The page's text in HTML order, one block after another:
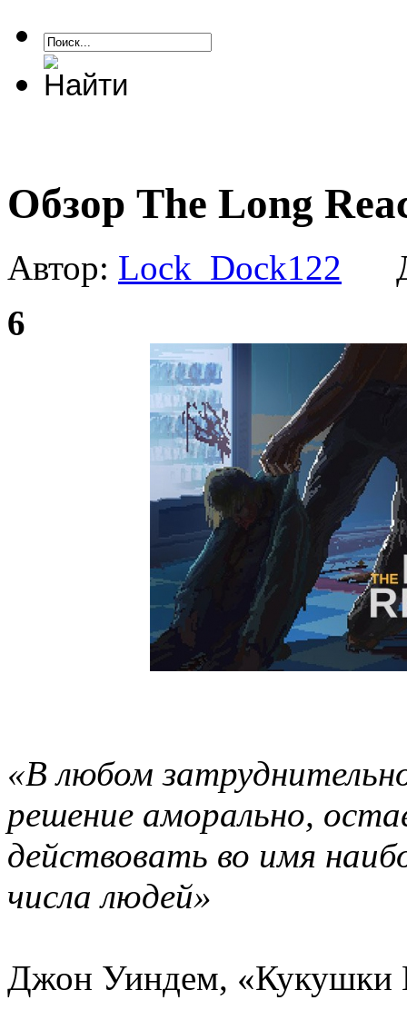
Обзор The Long
Автор: Lock_Dock122
6
«В любом
решение аморально,
действовать во имя
числа людей»
Джон Уиндем, «Кукушки